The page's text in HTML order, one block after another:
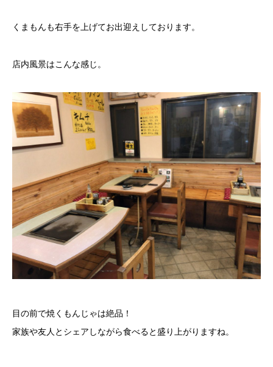
くまもんも右手を上げてお出迎えしております。
店内風景はこんな感じ。
目の前で焼くもんじゃは絶品！
家族や友人とシェアしながら食べると盛り上がりますね。